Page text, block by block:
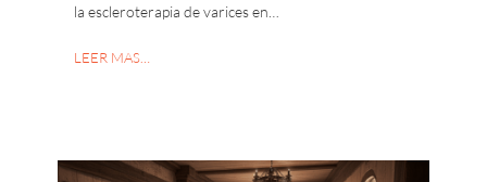
la escleroterapia de varices en…
LEER MAS…